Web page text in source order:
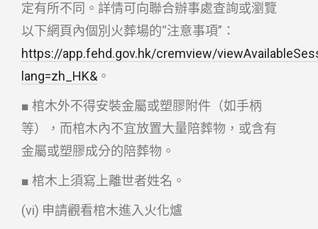
定有所不同。詳情可向聯合辦事處查詢或瀏覽
以下網頁內個別火葬場的“注意事項”：
https://app.fehd.gov.hk/cremview/
lang=zh_HK& 。
■ 棺木外不得安裝金屬或塑膠附件（如手柄
等），而棺木內不宜放置大量陪葬物，或含有
金屬或塑膠成分的陪葬物。
■ 棺木上須寫上離世者姓名。
(vi) 申請觀看棺木進入火化爐